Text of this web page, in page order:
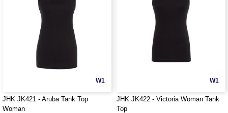
W1
JHK JK421 - Aruba Tank Top
Woman
W1
JHK JK422 - Victoria Woman Tank
Top